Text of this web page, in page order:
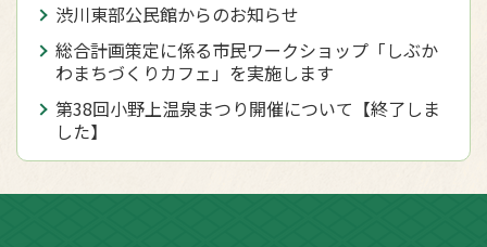
渋川東部公民館からのお知らせ
総合計画策定に係る市民ワークショップ「しぶか
わまちづくりカフェ」を実施します
第38回小野上温泉まつり開催について【終了しま
した】